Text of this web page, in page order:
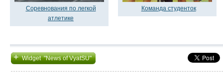
Соревнования по легкой
атлетике
Команда студенток
+Widget "News of VyatSU"